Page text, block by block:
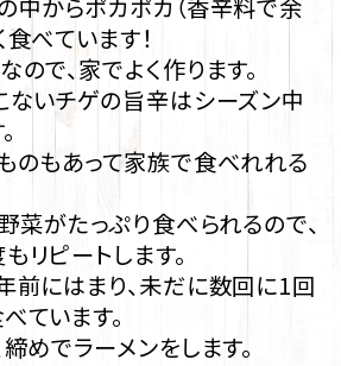
中からポカポカ（香辛料で余
べています！
で、家でよく作ります。
ないチゲの旨辛はシーズン中
のもあって家族で食べれれる
野菜がたっぷり食べられるので、
リピートします。
前にはまり、未だに数回に1回
ています。
めでラーメンをします。